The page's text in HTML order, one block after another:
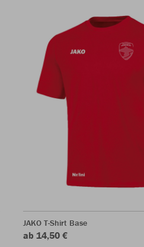
JAKO T-Shirt Base
ab 14,50 €